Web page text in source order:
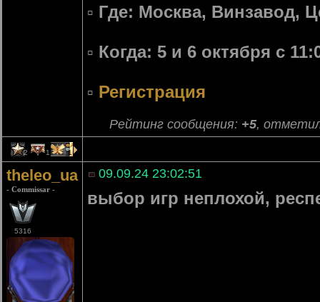
▫️ Где: Москва, Винзавод,
▫️ Когда: 5 и 6 октября с
▫️ Регистрация
Рейтинг сообщения: +5,
2 1 1
theleo_ua
- Commissar -
5316
09.09.24 23:02:51
выбор игр неплохой,